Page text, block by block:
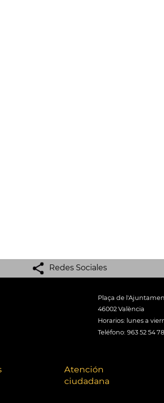
Redes Sociales
Plaça de
46002 València
Horarios: lunes a
Teléfono: 963 52 54 78
Atención
ciudadana